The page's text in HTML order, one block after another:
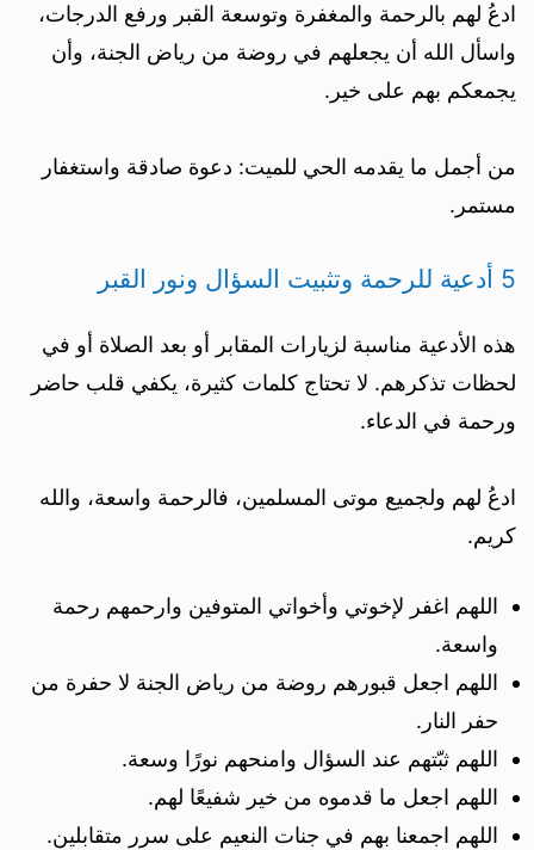
ادعُ لهم بالرحمة والمغفرة وتوسعة القبر ورفع الدرجات،
واسأل الله أن يجعلهم في روضة من رياض الجنة، وأن
يجمعكم بهم على خير.
من أجمل ما يقدمه الحي للميت: دعوة صادقة واستغفار
مستمر.
5 أدعية للرحمة وتثبيت السؤال ونور القبر
هذه الأدعية مناسبة لزيارات المقابر أو بعد الصلاة أو في
لحظات تذكرهم. لا تحتاج كلمات كثيرة، يكفي قلب حاضر
ورحمة في الدعاء.
ادعُ لهم ولجميع موتى المسلمين، فالرحمة واسعة، والله
كريم.
اللهم اغفر لإخوتي وأخواتي المتوفين وارحمهم رحمة
واسعة.
اللهم اجعل قبورهم روضة من رياض الجنة لا حفرة من
حفر النار.
اللهم ثبّتهم عند السؤال وامنحهم نورًا وسعة.
اللهم اجعل ما قدموه من خير شفيعًا لهم.
اللهم اجمعنا بهم في جنات النعيم على سرر متقابلين.